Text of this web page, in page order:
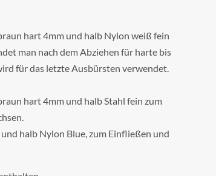
hart 4mm und halb Nylon weiß fein
man nach dem Abziehen für harte bis
für das letzte Ausbürsten verwendet.
hart 4mm und halb Stahl fein zum
halb Nylon Blue, zum Einfließen und